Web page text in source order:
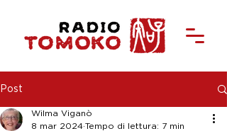
Post
Wilma Viganò
8 mar 2024 Tempo di lettura: 7 min